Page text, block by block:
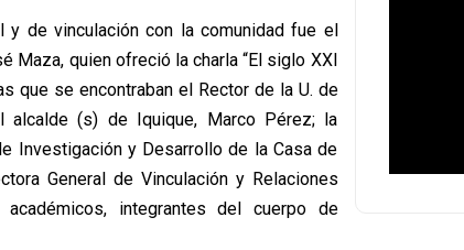
de vinculación con la comunidad fue el
Maza, quien ofreció la charla “El siglo XXI
que se encontraban el Rector de la U. de
alcalde (s) de Iquique, Marco Pérez; la
Investigación y Desarrollo de la Casa de
General de Vinculación y Relaciones
integrantes del cuerpo de